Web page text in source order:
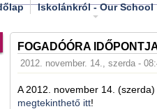
Iskolánkról - Our School
FOGADÓÓRA
2012. november. 14., szerda -
A 2012. november 14.
megtekinthető itt!